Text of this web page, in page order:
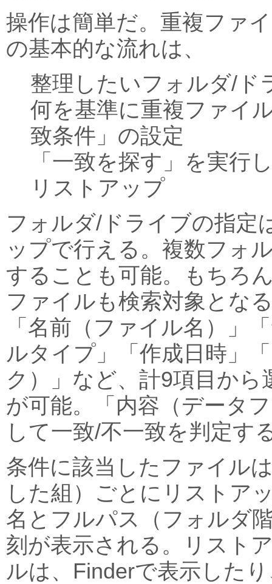
操作は簡単だ。重複ファ
の基本的な流れは、
整理したいフォルダ/ド
何を基準に重複ファイ
致条件」の設定
「一致を探す」を実行
リストアップ
フォルダ/ドライブの指定
ップで行える。複数フォ
することも可能。もちろ
ファイルも検索対象とな
「名前（ファイル名）」
ルタイプ」「作成日時」
ク）」など、計9項目から
が可能。「内容（データ
して一致/不一致を判定す
条件に該当したファイル
した組）ごとにリストア
名とフルパス（フォルダ
刻が表示される。リスト
ルは、Finderで表示した